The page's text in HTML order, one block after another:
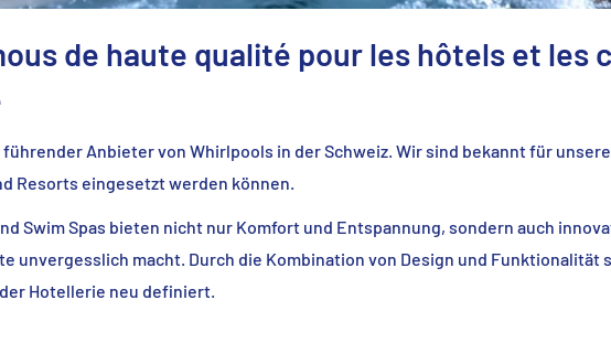
de haute qualité pour les hôtels et les
Anbieter von Whirlpools in der Schweiz. Wir sind bekannt für
Resorts eingesetzt werden können.
Swim Spas bieten nicht nur Komfort und Entspannung, sondern auch
unvergesslich macht. Durch die Kombination von Design und Funktionalität
Hotellerie neu definiert.